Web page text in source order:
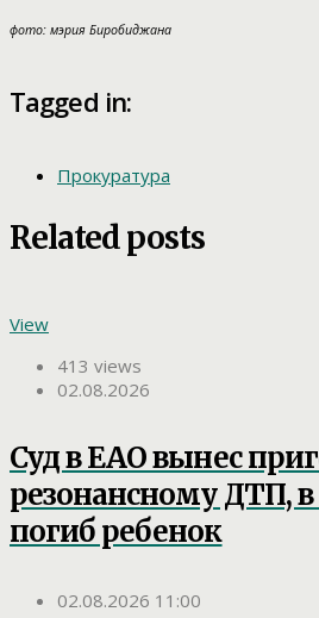
фото: мэрия Биробиджана
Tagged in:
Прокуратура
Related posts
View
413 views
02.08.2026
Суд в ЕАО вынес
резонансному ДТП,
погиб ребенок
02.08.2026 11:00